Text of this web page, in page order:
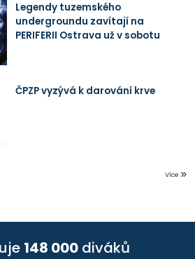
Legendy tuzemského
undergroundu zavítají na
PERIFERII Ostrava už v sobotu
ČPZP vyzývá k darování krve
Více
148 000 diváků